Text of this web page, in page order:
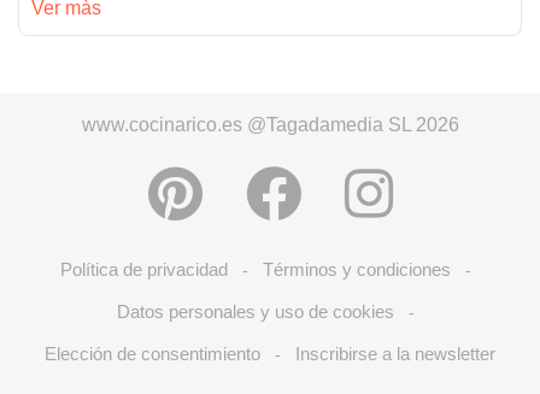
Ver màs
www.cocinarico.es @Tagadamedia SL 2026
Política de privacidad - Términos y condiciones -
Datos personales y uso de cookies -
Elección de consentimiento - Inscribirse a la newsletter